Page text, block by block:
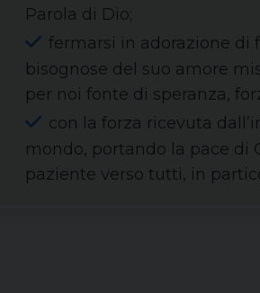
Parola di Dio;
fermarsi in adorazione di
bisognose del suo amore
per noi fonte di speranza,
con la forza ricevuta
mondo, portando la pace di
paziente verso tutti, in